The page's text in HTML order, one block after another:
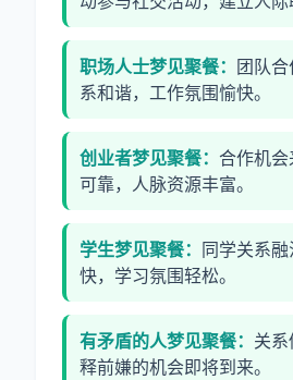
职场人士梦见聚餐： 团队
系和谐，工作氛围愉快。
创业者梦见聚餐： 合作机
可靠，人脉资源丰富。
学生梦见聚餐： 同学关系
快，学习氛围轻松。
有矛盾的人梦见聚餐： 关
释前嫌的机会即将到来。